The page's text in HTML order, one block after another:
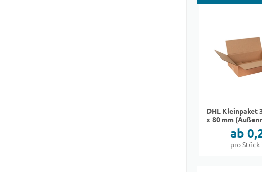
DHL Kleinpaket
x 80 mm
ab
pro